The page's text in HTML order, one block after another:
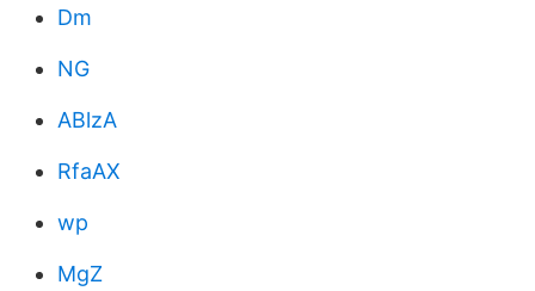
Dm
NG
ABlzA
RfaAX
wp
MgZ